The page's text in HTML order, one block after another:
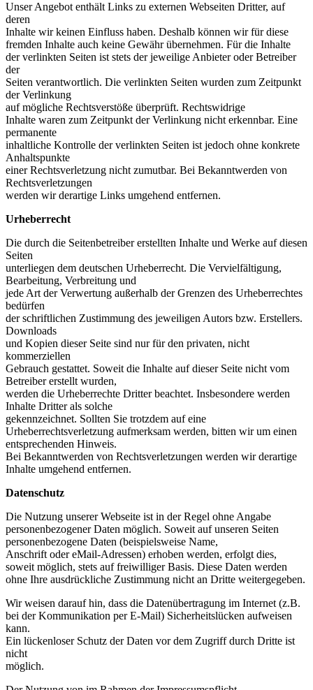
Unser Angebot enthält Links zu externen Webseiten Dritter, auf
deren
Inhalte wir keinen Einfluss haben. Deshalb können wir für diese
fremden Inhalte auch keine Gewähr übernehmen. Für die Inhalte
der verlinkten Seiten ist stets der jeweilige Anbieter oder Betreiber
der
Seiten verantwortlich. Die verlinkten Seiten wurden zum Zeitpunkt
der Verlinkung
auf mögliche Rechtsverstöße überprüft. Rechtswidrige
Inhalte waren zum Zeitpunkt der Verlinkung nicht erkennbar. Eine
permanente
inhaltliche Kontrolle der verlinkten Seiten ist jedoch ohne konkrete
Anhaltspunkte
einer Rechtsverletzung nicht zumutbar. Bei Bekanntwerden von
Rechtsverletzungen
werden wir derartige Links umgehend entfernen.
Urheberrecht
Die durch die Seitenbetreiber erstellten Inhalte und Werke auf diesen
Seiten
unterliegen dem deutschen Urheberrecht. Die Vervielfältigung,
Bearbeitung, Verbreitung und
jede Art der Verwertung außerhalb der Grenzen des Urheberrechtes
bedürfen
der schriftlichen Zustimmung des jeweiligen Autors bzw. Erstellers.
Downloads
und Kopien dieser Seite sind nur für den privaten, nicht
kommerziellen
Gebrauch gestattet. Soweit die Inhalte auf dieser Seite nicht vom
Betreiber erstellt wurden,
werden die Urheberrechte Dritter beachtet. Insbesondere werden
Inhalte Dritter als solche
gekennzeichnet. Sollten Sie trotzdem auf eine
Urheberrechtsverletzung aufmerksam werden, bitten wir um einen
entsprechenden Hinweis.
Bei Bekanntwerden von Rechtsverletzungen werden wir derartige
Inhalte umgehend entfernen.
Datenschutz
Die Nutzung unserer Webseite ist in der Regel ohne Angabe
personenbezogener Daten möglich. Soweit auf unseren Seiten
personenbezogene Daten (beispielsweise Name,
Anschrift oder eMail-Adressen) erhoben werden, erfolgt dies,
soweit möglich, stets auf freiwilliger Basis. Diese Daten werden
ohne Ihre ausdrückliche Zustimmung nicht an Dritte weitergegeben.
Wir weisen darauf hin, dass die Datenübertragung im Internet (z.B.
bei der Kommunikation per E-Mail) Sicherheitslücken aufweisen
kann.
Ein lückenloser Schutz der Daten vor dem Zugriff durch Dritte ist
nicht
möglich.